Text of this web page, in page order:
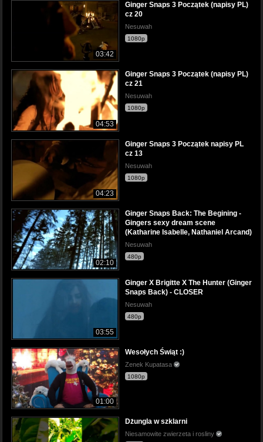
03:42
Ginger Snaps 3 Początek (napisy PL)
cz 20
Nesuwah
1080p
04:53
Ginger Snaps 3 Początek (napisy PL)
cz 21
Nesuwah
1080p
04:23
Ginger Snaps 3 Początek napisy PL
cz 13
Nesuwah
1080p
02:10
Ginger Snaps Back: The Begining -
Gingers sexy dream scene
(Katharine Isabelle, Nathaniel Arcand)
Nesuwah
480p
03:55
Ginger X Brigitte X The Hunter (Ginger
Snaps Back) - CLOSER
Nesuwah
480p
01:00
Wesołych Świąt :)
Zenek Kupatasa
1080p
Dżungla w szklarni
Niesamowite zwierzeta i rosliny